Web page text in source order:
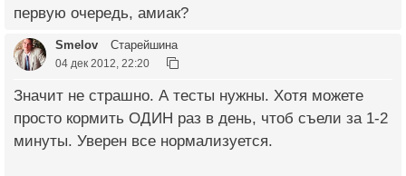
первую очередь, амиак?
Smelov Старейшина
04 дек 2012, 22:20
Значит не страшно. А тесты нужны. Хотя можете
просто кормить ОДИН раз в день, чтоб съели за 1-2
минуты. Уверен все нормализуется.